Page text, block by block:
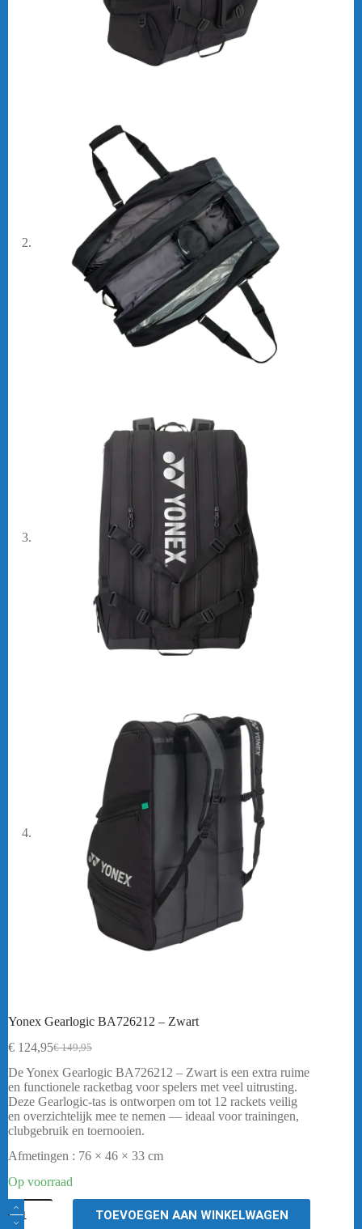
Yonex Gearlogic BA726212 – Zwart
€149,95
Oorspronkelijke
prijs
was:
€ 149,95.
€ 124,95Huidige
prijs
is:
€ 124,95.
De Yonex Gearlogic BA726212 – Zwart is een extra ruime
en functionele racketbag voor spelers met veel uitrusting.
Deze Gearlogic-tas is ontworpen om tot 12 rackets veilig
en overzichtelijk mee te nemen — ideaal voor trainingen,
clubgebruik en toernooien.
Afmetingen : 76 × 46 × 33 cm
Op voorraad
Yonex
Gearlogic
TOEVOEGEN AAN WINKELWAGEN